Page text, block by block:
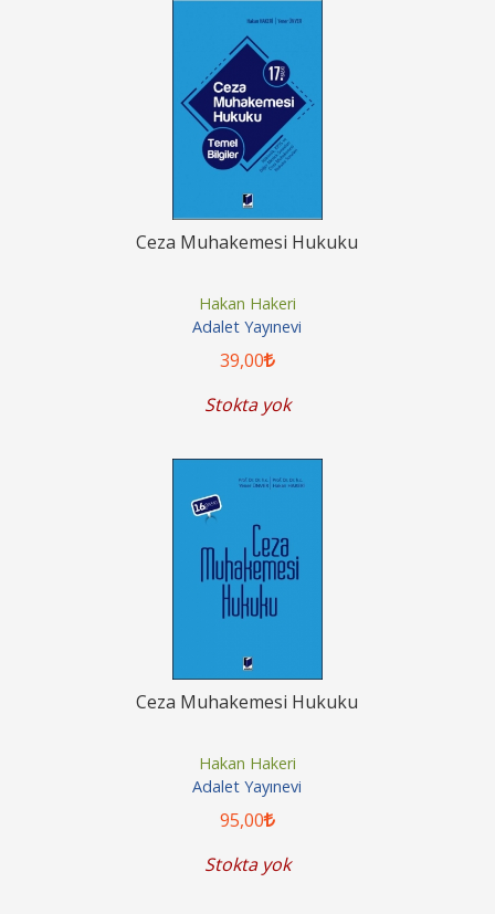
Ceza Muhakemesi Hukuku
Hakan Hakeri
Adalet Yayınevi
39,00
Stokta yok
Ceza Muhakemesi Hukuku
Hakan Hakeri
Adalet Yayınevi
95,00
Stokta yok